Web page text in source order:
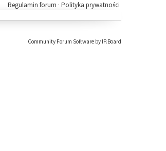
Polityka prywatności
Regulamin forum ·
Community Forum Software by IP.Board